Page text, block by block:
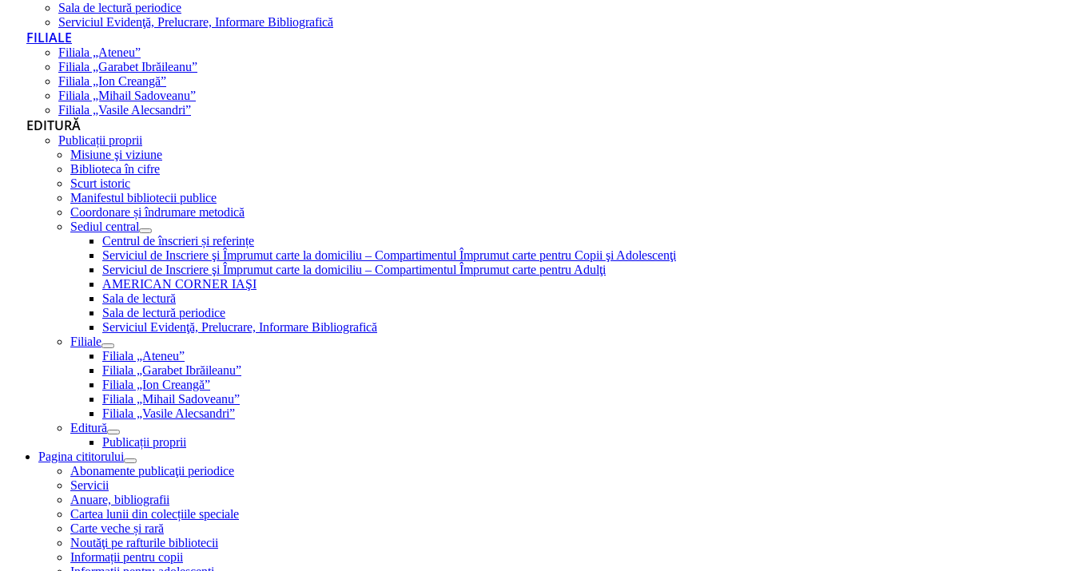
Sala de lectură periodice
Serviciul Evidenţă, Prelucrare, Informare Bibliografică
FILIALE
Filiala „Ateneu”
Filiala „Garabet Ibrăileanu”
Filiala „Ion Creangă”
Filiala „Mihail Sadoveanu”
Filiala „Vasile Alecsandri”
EDITURĂ
Publicații proprii
Misiune şi viziune
Biblioteca în cifre
Scurt istoric
Manifestul bibliotecii publice
Coordonare și îndrumare metodică
Sediul central
Centrul de înscrieri și referințe
Serviciul de Inscriere şi Împrumut carte la domiciliu – Compartimentul Împrumut carte pentru Copii şi Adolescenţi
Serviciul de Inscriere şi Împrumut carte la domiciliu – Compartimentul Împrumut carte pentru Adulţi
AMERICAN CORNER IAŞI
Sala de lectură
Sala de lectură periodice
Serviciul Evidenţă, Prelucrare, Informare Bibliografică
Filiale
Filiala „Ateneu”
Filiala „Garabet Ibrăileanu”
Filiala „Ion Creangă”
Filiala „Mihail Sadoveanu”
Filiala „Vasile Alecsandri”
Editură
Publicații proprii
Pagina cititorului
Abonamente publicaţii periodice
Servicii
Anuare, bibliografii
Cartea lunii din colecțiile speciale
Carte veche și rară
Noutăţi pe rafturile bibliotecii
Informații pentru copii